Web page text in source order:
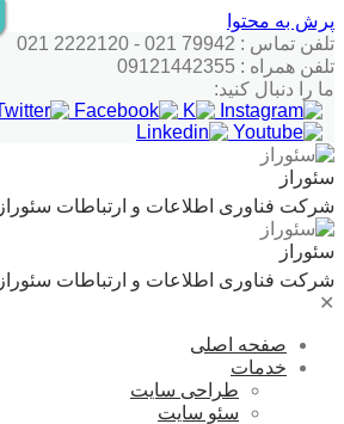
پرش به محتوا
تلفن تماس : 79942 021 - 2222120 021
تلفن همراه : 09121442355
ما را دنبال کنید:
سئوراز
شرکت فناوری اطلاعات و ارتباطات سئوراز
سئوراز
شرکت فناوری اطلاعات و ارتباطات سئوراز
✕
صفحه اصلی
خدمات
طراحی سایت
سئو سایت